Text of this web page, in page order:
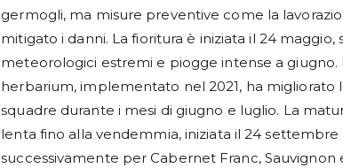
germogli, ma misure preventive come la
mitigato i danni. La fioritura è iniziata il 24 maggio,
meteorologici estremi e piogge intense a
herbarium, implementato nel 2021, ha migliorato
squadre durante i mesi di giugno e luglio. La
lenta fino alla vendemmia, iniziata il 24
successivamente per Cabernet Franc, Sauvignon